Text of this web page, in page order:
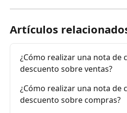
Artículos
¿Cómo realizar una nota de
descuento sobre ventas?
¿Cómo realizar una nota de
descuento sobre compras?